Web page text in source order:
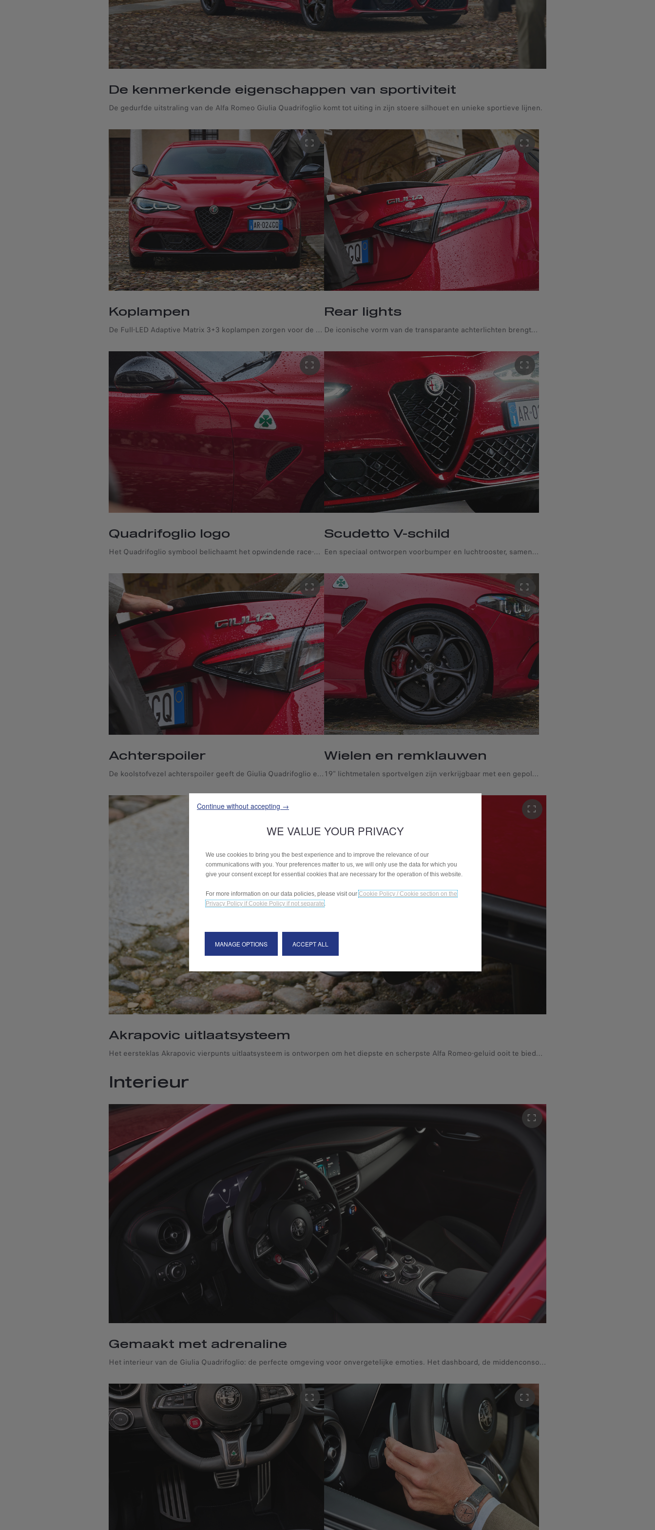
De kenmerkende eigenschappen van sportiviteit
De gedurfde uitstraling van de Alfa Romeo Giulia Quadrifoglio komt tot uiting in zijn stoere silhouet en unieke sportieve lijnen.
Koplampen
De Full-LED Adaptive Matrix 3+3 koplampen zorgen voor de beste lichtomstandigheden, dankzij het Adaptive Front Lighting System en de Glare-Free High Beam Segmented Technology. De eerste past de dimlichten voortdurend aan op basis van snelheid en rijomstandigheden, terwijl de tweede automatisch beide verkeersrichtingen detecteert om andere bestuurders niet te verblinden.
Rear lights
De iconische vorm van de transparante achterlichten brengt het vermaarde sportieve karakter van de Quadrifoglio naar voren.
Quadrifoglio logo
Het Quadrifoglio symbool belichaamt het opwindende race-erfgoed van Alfa Romeo.
Scudetto V-schild
Een speciaal ontworpen voorbumper en luchtrooster, samen met het onmiskenbare "Scudetto" V-schild, benadrukken het gedurfde karakter van de Alfa Romeo Giulia Quadrifoglio.
Achterspoiler
De koolstofvezel achterspoiler geeft de Giulia Quadrifoglio een dynamische race-uitstraling en benadrukt zijn sportieve karakter.
Wielen en remklauwen
19" lichtmetalen sportvelgen zijn verkrijgbaar met een gepolijste afwerking en optionele rode koolstofkeramische remklauwen*, voor een opvallende stijl en unieke remprestaties onder alle omstandigheden. *Standaard rode remklauwen zijn altijd verkrijgbaar.
Akrapovic uitlaatsysteem
Het eersteklas Akrapovic vierpunts uitlaatsysteem is ontworpen om het diepste en scherpste Alfa Romeo-geluid ooit te bieden en integreert naadloos in de achterbumper. Verkrijgbaar als optie.
Interieur
Gemaakt met adrenaline
Het interieur van de Giulia Quadrifoglio: de perfecte omgeving voor onvergetelijke emoties. Het dashboard, de middenconsole en de deurpanelen van deze Alfa Romeo berline zijn voorzien van een speciaal 3D koolstofvezeldesign.
Continue without accepting →
WE VALUE YOUR PRIVACY
We use cookies to bring you the best experience and to improve the relevance of our
communications with you. Your preferences matter to us, we will only use the data for which you
give your consent except for essential cookies that are necessary for the operation of this website.
For more information on our data policies, please visit ourCookie Policy / Cookie section on the
Privacy Policy if Cookie Policy if not separate.
MANAGE OPTIONS ACCEPT ALL